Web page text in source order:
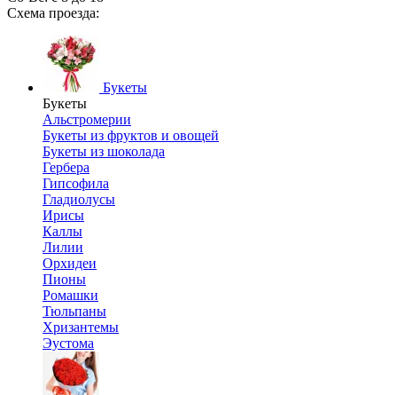
Схема проезда:
Букеты
Букеты
Альстромерии
Букеты из фруктов и овощей
Букеты из шоколада
Гербера
Гипсофила
Гладиолусы
Ирисы
Каллы
Лилии
Орхидеи
Пионы
Ромашки
Тюльпаны
Хризантемы
Эустома